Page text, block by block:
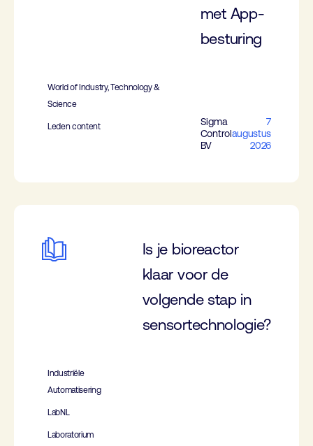
met App-
besturing
World of Industry, Technology &
Science
Leden content
Sigma
Control
BV
7
augustus
2026
Is je bioreactor
klaar voor de
volgende stap in
sensortechnologie?
Industriële
Automatisering
LabNL
Laboratorium